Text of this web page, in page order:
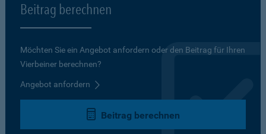
Beitrag berechnen
Möchten Sie ein Angebot anfordern oder den Beitrag für Ihren
Vierbeiner berechnen?
Angebot anfordern
Beitrag berechnen